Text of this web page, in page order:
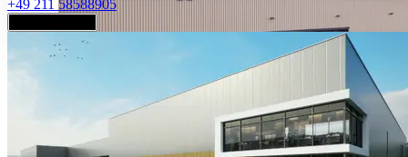
+49 211 58588905